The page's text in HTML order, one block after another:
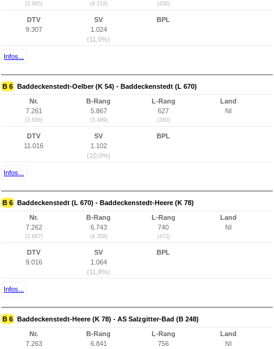
(3.665) (4.218) (450)
DTV
9.307
SV
1.024
(11,0%)
BPL
Infos...
B 6 Baddeckenstedt-Oelber (K 54) - Baddeckenstedt (L 670)
Nr.
7.261
(3.666)
B-Rang
5.867
(3.489)
L-Rang
627
(360)
Land
NI
DTV
11.016
SV
1.102
(10,0%)
BPL
Infos...
B 6 Baddeckenstedt (L 670) - Baddeckenstedt-Heere (K 78)
Nr.
7.262
(3.667)
B-Rang
6.743
(4.358)
L-Rang
740
(472)
Land
NI
DTV
9.016
SV
1.064
(11,8%)
BPL
Infos...
B 6 Baddeckenstedt-Heere (K 78) - AS Salzgitter-Bad (B 248)
Nr.
7.263
B-Rang
6.841
L-Rang
756
Land
NI